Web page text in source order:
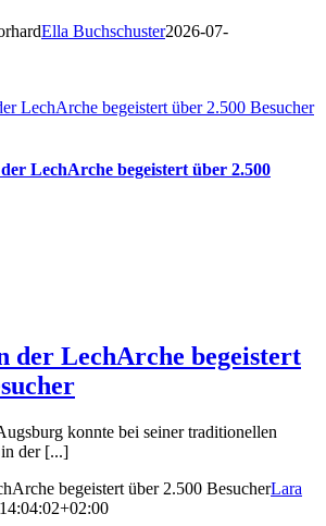
Ella Buchschuster2026-07-
LechArche begeistert über 2.500 Besucher
LechArche begeistert über 2.500
der LechArche begeistert
konnte bei seiner traditionellen
der [...]
begeistert über 2.500 BesucherLara